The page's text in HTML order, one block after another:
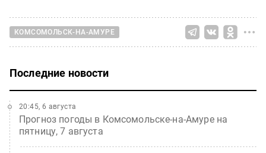
КОМСОМОЛЬСК-НА-АМУРЕ
Последние новости
Прогноз погоды в Комсомольске-на-Амуре на
пятницу, 7 августа
20:45, 6 августа